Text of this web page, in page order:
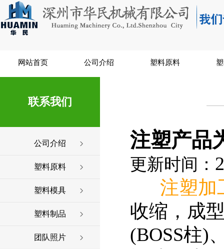
网站首页 公司介绍 塑料原料
联系我们
公司介绍
塑料原料
塑料模具
塑料制品
团队照片
注塑产品
更新时间：
注塑加
收缩，成
(BOSS柱)